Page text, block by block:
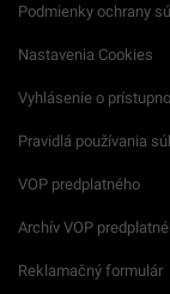
Podmienky ochrany
Nastavenia Cookies
Vyhlásenie o
Pravidlá používania
VOP predplatného
Archív VOP
Reklamačný formulár